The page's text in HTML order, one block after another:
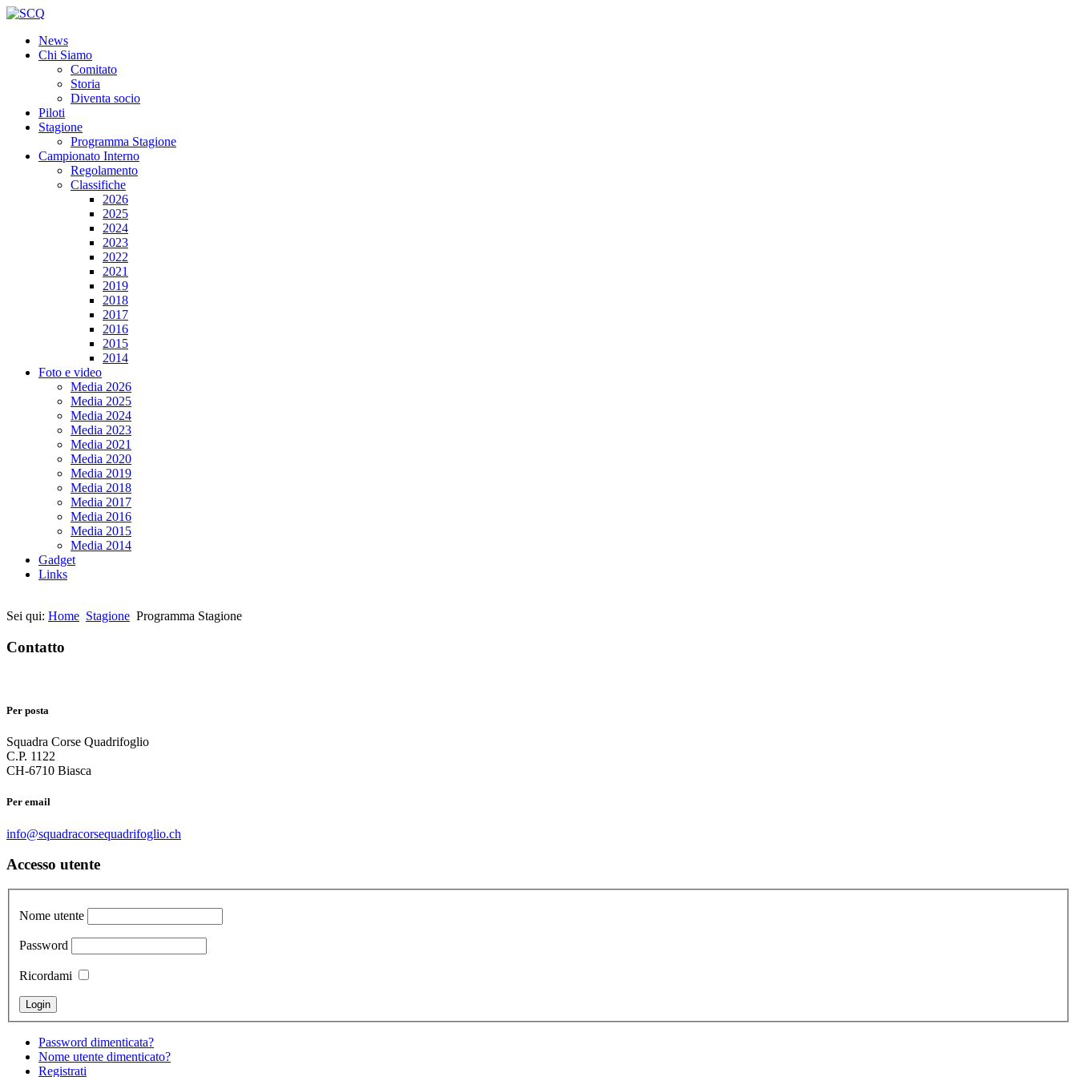
News
Chi Siamo
Comitato
Storia
Diventa socio
Piloti
Stagione
Programma Stagione
Campionato Interno
Regolamento
Classifiche
2026
2025
2024
2023
2022
2021
2019
2018
2017
2016
2015
2014
Foto e video
Media 2026
Media 2025
Media 2024
Media 2023
Media 2021
Media 2020
Media 2019
Media 2018
Media 2017
Media 2016
Media 2015
Media 2014
Gadget
Links
Sei qui: Home Stagione Programma Stagione
Contatto
Per posta
Squadra Corse Quadrifoglio
C.P. 1122
CH-6710 Biasca
Per email
info@squadracorsequadrifoglio.ch
Accesso utente
Nome utente
Password
Ricordami
Password dimenticata?
Nome utente dimenticato?
Registrati